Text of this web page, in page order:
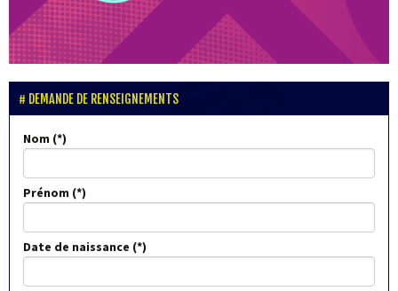
DEMANDE DE RENSEIGNEMENTS
Nom
Prénom
Date de naissance